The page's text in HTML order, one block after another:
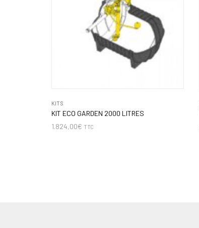
KITS
KIT ECO GARDEN 2000 LITRES
1.824,00€ TTC